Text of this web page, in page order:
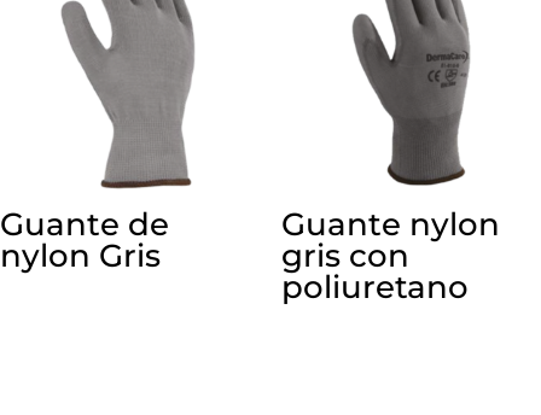
Guante de
nylon Gris
Guante nylon
gris con
poliuretano